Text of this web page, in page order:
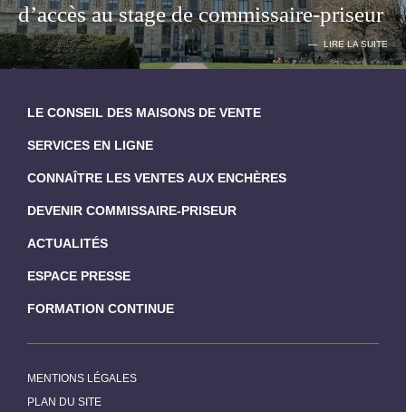
d’accès au stage de commissaire-priseur
LIRE LA SUITE
LE CONSEIL DES MAISONS DE VENTE
SERVICES EN LIGNE
CONNAÎTRE LES VENTES AUX ENCHÈRES
DEVENIR COMMISSAIRE-PRISEUR
ACTUALITÉS
ESPACE PRESSE
FORMATION CONTINUE
MENTIONS LÉGALES
PLAN DU SITE